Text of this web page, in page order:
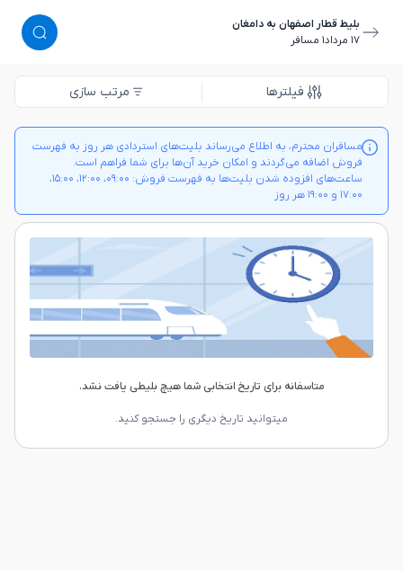
بلیط قطار اصفهان به دامغان
١٧ مرداد
١ مسافر
فیلترها مرتب سازی
مسافران محترم، به اطلاع می‌رساند بلیت‌های استردادی هر روز به فهرست
فروش اضافه می‌گردند و امکان خرید آن‌ها برای شما فراهم است.
ساعت‌های افزوده شدن بلیت‌ها به فهرست فروش: ۰۹:۰۰، ۱۲:۰۰، ۱۵:۰۰،
۱۷:۰۰ و ۱۹:۰۰ هر روز
متاسفانه برای تاریخ انتخابی شما هیچ بلیطی یافت نشد.
میتوانید تاریخ دیگری را جستجو کنید.